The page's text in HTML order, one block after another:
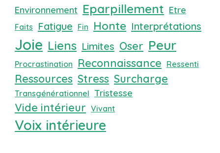
Environnement Eparpillement Etre
Faits Fatigue Fin Honte Interprétations
Joie Liens Limites Oser Peur
Procrastination Reconnaissance Ressenti
Ressources Stress Surcharge
Transgénérationnel Tristesse
Vide intérieur Vivant
Voix intérieure